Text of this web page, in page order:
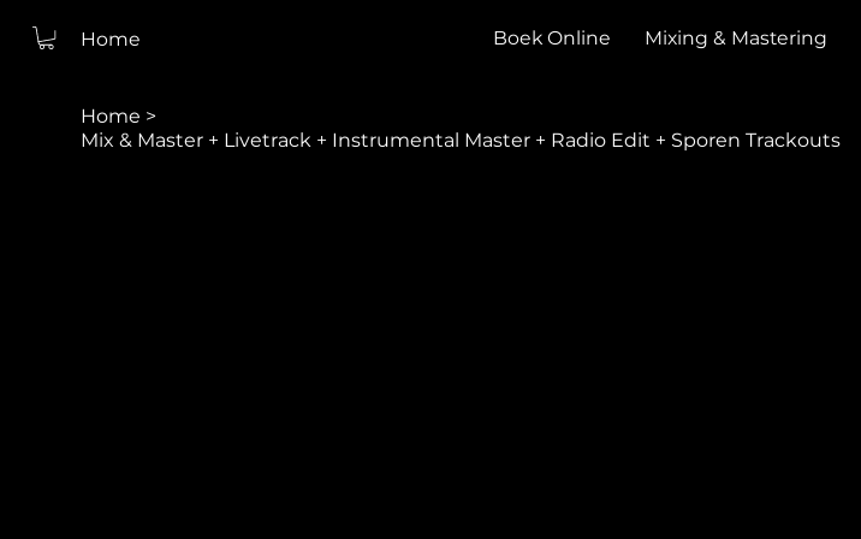
Home Boek Online Mixing & Mastering
Home >
Mix & Master + Livetrack + Instrumental Master + Radio Edit + Sporen Trackouts